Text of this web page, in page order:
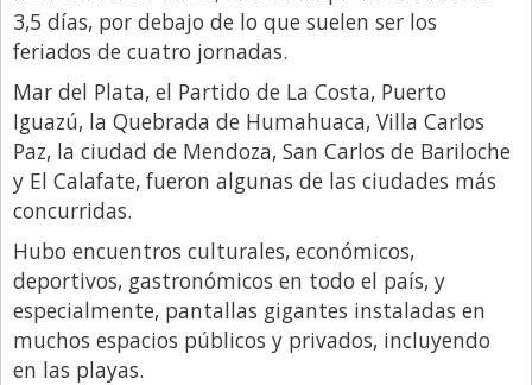
Responsabilidad Social
Santa Fe
Show Business
Sociedad
Tecnología
Tendencias
Viajes
3,5 días, por debajo de lo que suelen ser los
feriados de cuatro jornadas.
Mar del Plata, el Partido de La Costa, Puerto
Iguazú, la Quebrada de Humahuaca, Villa Carlos
Paz, la ciudad de Mendoza, San Carlos de Bariloche
y El Calafate, fueron algunas de las ciudades más
concurridas.
Hubo encuentros culturales, económicos,
deportivos, gastronómicos en todo el país, y
especialmente, pantallas gigantes instaladas en
muchos espacios públicos y privados, incluyendo
en las playas.